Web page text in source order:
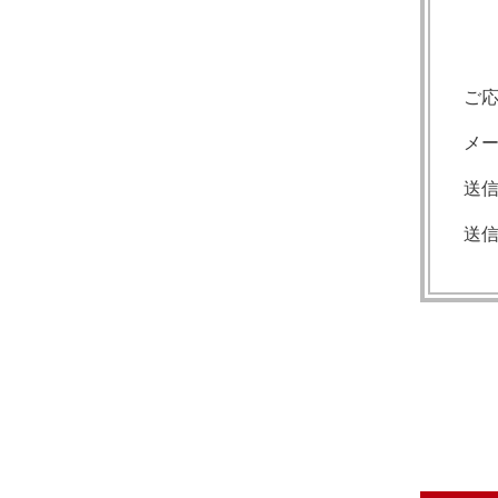
ご
メ
送
送